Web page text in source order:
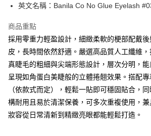
WeChat Pay
BoC Pay
送貨方式
順豐自助櫃 - 確認發貨後1-3個工作天送達
每筆HK$65.00，滿HK$300.00或以上免運費
順豐站及營業點 - 確認發貨後1-3個工作天送
每筆HK$65.00，滿HK$300.00或以上免運費
英文名稱：Banila Co No Glue Eyelash
商品重點
採用零重力輕盈設計，細緻柔軟的梗部配戴
皮，長時間依然舒適。嚴選高品質人工纖維
真睫毛的粗細與尖端形態設計，層次分明，能
呈現如角蛋白美睫般的立體捲翹效果。搭配
（依款式而定），輕鬆一貼即可穩固貼合，
構耐用且易於清潔保養，可多次重複使用，
妝容從日常清新到精緻亮眼都能輕鬆打造。